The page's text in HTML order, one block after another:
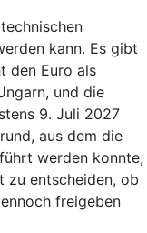
kann. Es gibt
den Euro als
und die
9. Juli 2027
aus dem die
werden konnte,
zu entscheiden, ob
freigeben